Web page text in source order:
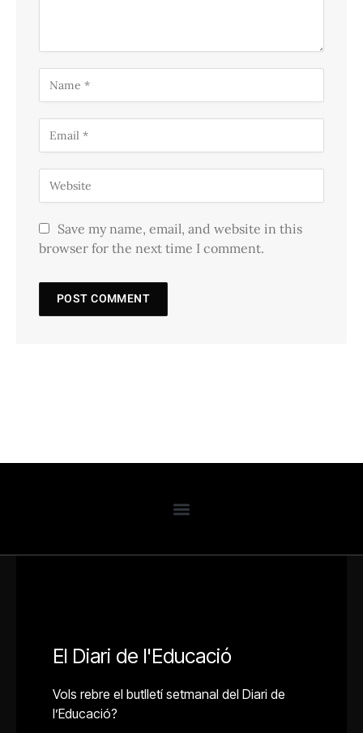
Save my name, email, and website in this
browser for the next time I comment.